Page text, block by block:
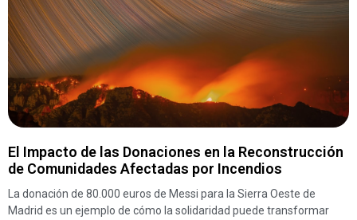
El Impacto de las Donaciones en la Reconstrucción
de Comunidades Afectadas por Incendios
La donación de 80.000 euros de Messi para la Sierra Oeste de
Madrid es un ejemplo de cómo la solidaridad puede transformar